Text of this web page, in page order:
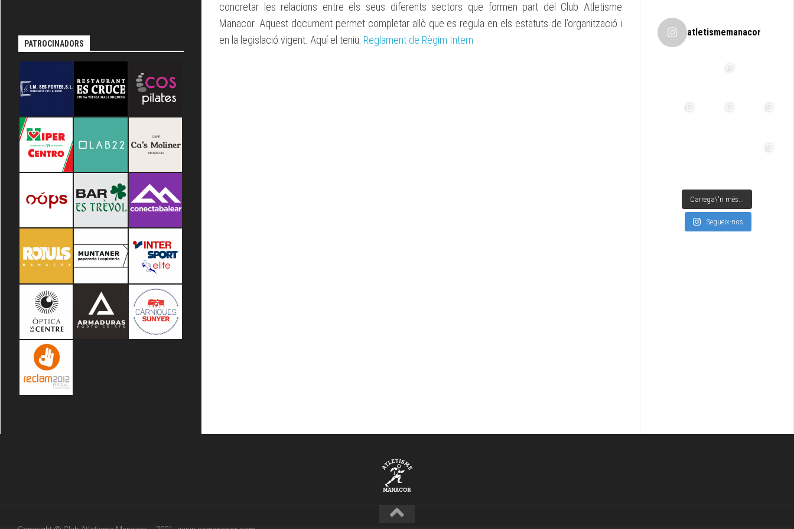
BECA
ESPORTIVA
concretar les relacions entre els seus diferents sectors que formen part del Club Atletisme
Manacor. Aquest document permet completar allò que es regula en els estatuts de l’organització i
en la legislació vigent. Aquí el teniu: Reglament de Règim Intern
PATROCINADORS
atletismemanacor
Carrega\'n més...
Segueix-nos